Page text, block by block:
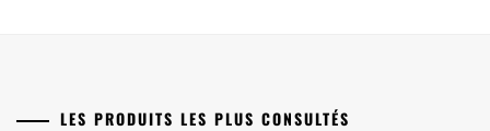
LES PRODUITS LES PLUS CONSULTÉS